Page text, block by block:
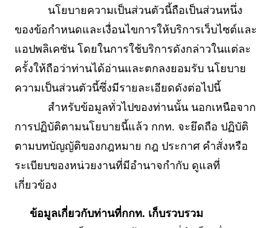
นโยบายความเป็นส่วนตัวนี้ถือเป็นส่วนหนึ่ง
ของข้อกำหนดและเงื่อนไขการให้บริการเว็บไซต์และ
แอปพลิเคชัน โดยในการใช้บริการดังกล่าวในแต่ละ
ครั้งให้ถือว่าท่านได้อ่านและตกลงยอมรับ นโยบาย
ความเป็นส่วนตัวนี้ซึ่งมีรายละเอียดดังต่อไปนี้
สำหรับข้อมูลทั่วไปของท่านนั้น นอกเหนือจาก
การปฏิบัติตามนโยบายนี้แล้ว กกท. จะยึดถือ ปฏิบัติ
ตามบทบัญญัติของกฎหมาย กฎ ประกาศ คำสั่งหรือ
ระเบียบของหน่วยงานที่มีอำนาจกำกับ ดูแลที่
เกี่ยวข้อง
ข้อมูลเกี่ยวกับท่านที่กกท. เก็บรวบรวม